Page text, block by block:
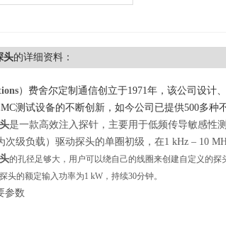
头的详细资料：
）费舍尔定制通信创立于1971年，该公司设计
测试设备的不断创新，如今公司已提供500多种
是一款高效注入探针，主要用于低频传导敏感性
级负载）驱动探头的单圈初级，在1 kHz – 10
的孔径足够大，用户可以绕自己的线圈来创建自定义的
的额定输入功率为1 kW，持续30分钟。
参数